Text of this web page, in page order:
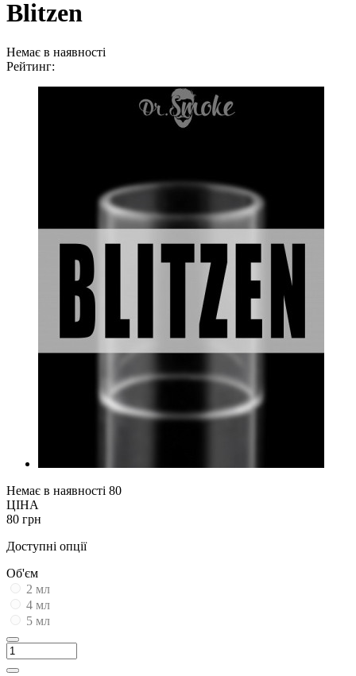
Blitzen
Немає в наявності
Рейтинг:
Немає в наявності 80
ЦІНА
80 грн
Доступні опції
Об'єм
2 мл
4 мл
5 мл